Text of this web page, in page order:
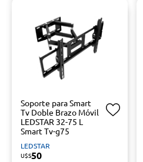
Soporte para Smart
Tv Doble Brazo Móvil
LEDSTAR 32-75 L
Smart Tv-g75
LEDSTAR
U$S50